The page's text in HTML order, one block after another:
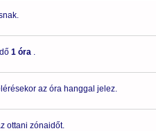
1 óra .
az óra hanggal jelez.
ottani zónaidőt.